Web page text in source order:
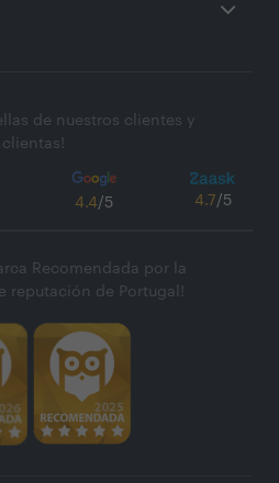
de nuestros clientes y
clientas!
4.4/5 4.7/5
Recomendada por la
reputación de Portugal!